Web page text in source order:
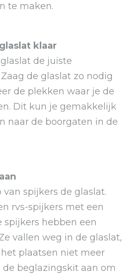
te maken.
klaar
de juiste
de glaslat zo nodig
de plekken waar je de
Dit kun je gemakkelijk
naar de boorgaten in de
spijkers de glaslat.
rvs-spijkers met een
spijkers hebben een
vallen weg in de glaslat,
plaatsen niet meer
de beglazingskit aan om